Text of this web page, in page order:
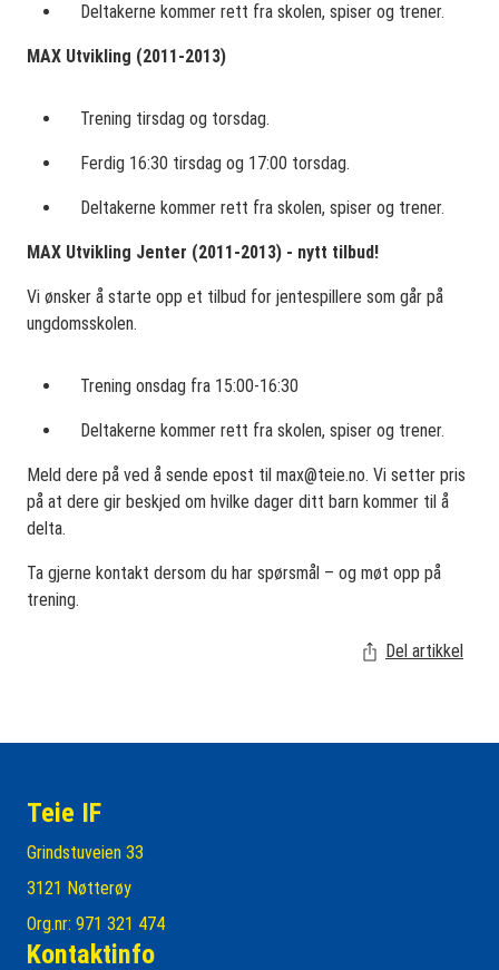
Deltakerne kommer rett fra skolen, spiser og trener.
MAX Utvikling (2011-2013)
Trening tirsdag og torsdag.
Ferdig 16:30 tirsdag og 17:00 torsdag.
Deltakerne kommer rett fra skolen, spiser og trener.
MAX Utvikling Jenter (2011-2013) - nytt tilbud!
Vi ønsker å starte opp et tilbud for jentespillere som går på
ungdomsskolen.
Trening onsdag fra 15:00-16:30
Deltakerne kommer rett fra skolen, spiser og trener.
Meld dere på ved å sende epost til max@teie.no. Vi setter pris
på at dere gir beskjed om hvilke dager ditt barn kommer til å
delta.
Ta gjerne kontakt dersom du har spørsmål – og møt opp på
trening.
Del artikkel
Teie IF
Grindstuveien 33
3121 Nøtterøy
Org.nr: 971 321 474
Kontaktinfo